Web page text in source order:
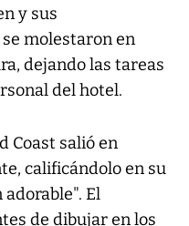
y sus
molestaron en
dejando las tareas
del hotel.
Coast salió en
calificándolo en su
adorable". El
de dibujar en los